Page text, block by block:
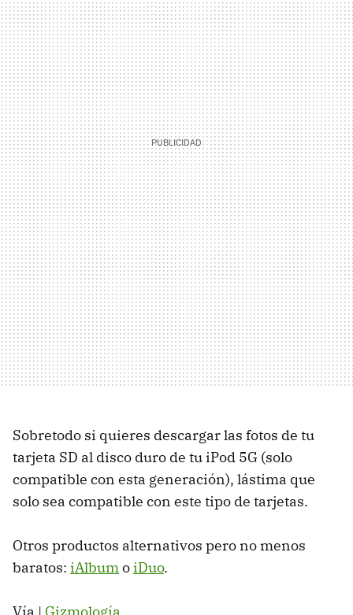
Sobretodo si quieres descargar las fotos de tu
tarjeta SD al disco duro de tu iPod 5G (solo
compatible con esta generación), lástima que
solo sea compatible con este tipo de tarjetas.
Otros productos alternativos pero no menos
baratos: iAlbumoiDuo.